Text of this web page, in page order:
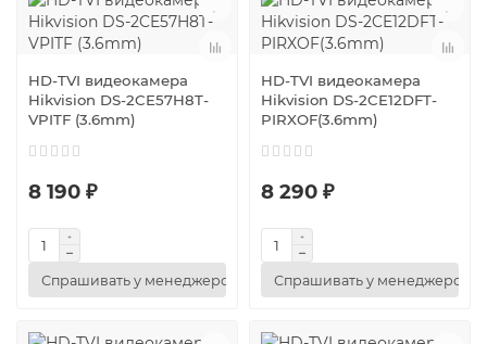
HD-TVI видеокамера
Hikvision DS-2CE57H8T-
VPITF (3.6mm)
8 190 ₽
Спрашивать у менеджеров
HD-TVI видеокамера
Hikvision DS-2CE12DFT-
PIRXOF(3.6mm)
8 290 ₽
Спрашивать у менеджеров